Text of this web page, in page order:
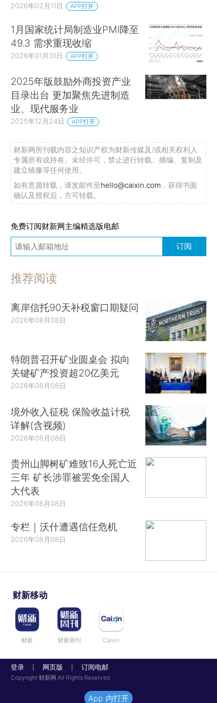
2026年02月11日 APP打开
1月国家统计局制造业PMI降至
49.3 需求重现收缩
2026年01月31日 APP打开
2025年版鼓励外商投资产业
目录出台 更加聚焦先进制造
业、现代服务业
2025年12月24日 APP打开
财新网所刊载内容之知识产权为财新传媒及/或相关权利人
专属所有或持有。未经许可，禁止进行转载、摘编、复制及
建立镜像等任何使用。
如有意愿转载，请发邮件至hello@caixin.com ，获得书面
确认及授权后，方可转载。
免费订阅财新网主编精选版电邮
订阅
推荐阅读
离岸信托90天补税窗口期疑问
2026年08月08日
特朗普召开矿业圆桌会 拟向
关键矿产投资超20亿美元
2026年08月08日
境外收入征税 保险收益计税
详解(含视频)
2026年08月08日
贵州山脚树矿难致16人死亡近
三年 矿长涉罪被罢免全国人
大代表
2026年08月08日
专栏｜沃什遭遇信任危机
2026年08月08日
财新移动
财新 财新周刊 Caixin
登录 网页版 订阅电邮
Copyright 财新网 All Rights Reserved
App 内打开